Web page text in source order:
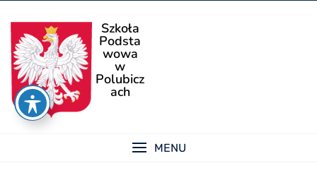
content
Szkoła
Podsta
wowa
w
Polubicz
ach
MENU